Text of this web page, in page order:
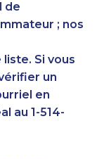
6556
2248
0393
2147
3908
8103
3428
de
; nos
Si vous
un
en
au 1-514-